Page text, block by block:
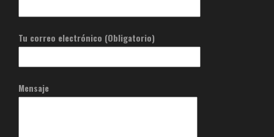
Tu correo electrónico (Obligatorio)
Mensaje